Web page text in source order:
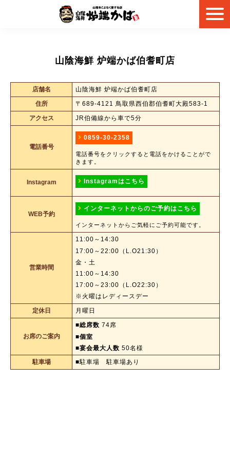
山陰海鮮 炉端かば伯耆町店
店舗名
山陰海鮮 炉端かば伯耆町店
住所
〒689-4121 鳥取県西伯郡伯耆町大殿583-1
アクセス
JR伯備線から車で5分
電話番号
0859-30-2358
電話番号をクリックすると電話をかけることがで
きます。
Instagram Instagramはこちら
WEB予約
インターネットからのご予約はこちら
インターネットからご気軽にご予約可能です。
営業時間
11:00～14:30
17:00～22:00（L.O21:30）
金・土
11:00～14:30
17:00～23:00（L.O22:30）
※火曜はレディースデー
定休日 月曜日
お席のご案内
■総席数 74席
■個室
■宴会最大人数 50名様
駐車場
■駐車場 駐車場あり